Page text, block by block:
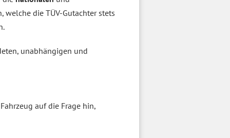
welche die TÜV-Gutachter stets
unabhängigen und
auf die Frage hin,